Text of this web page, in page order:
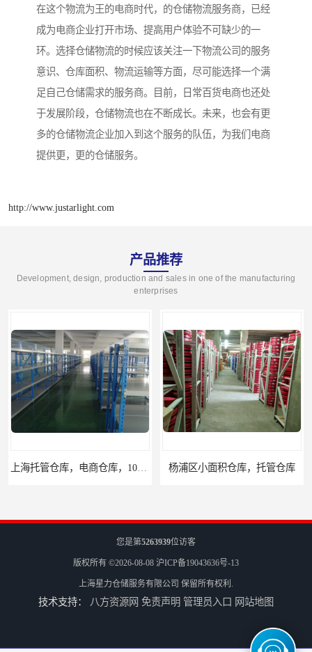
在这个物流为王的电商时代，的仓储物流服务商，已经
成为电商企业打开市场、提高用户体验不可缺少的一
环。选择仓储物流的时候应该关注一下物流公司的服务
意识、仓库面积、物流运输等方面，尽可能选择一个满
足自己仓储需求的服务商。目前，日常百货电商也还处
于发展阶段，仓储物流也在不断成长。未来，也会有更
多的仓储物流企业加入到这个服务的队伍，为我们电商
提供更，更的仓储服务。
http://www.justarlight.com
产品推荐
Development, design, production and sales in one of the manufacturing
enterprises
杨浦区小面积仓库，托管仓库
宝山区小面积托管仓库，电商仓库
您是第5263939位访客
版权所有 ©2026-08-08 沪ICP备19043636号-13
上海星力仓储服务有限公司 保留所有权利.
技术支持： 八方资源网 免责声明 管理员入口 网站地图